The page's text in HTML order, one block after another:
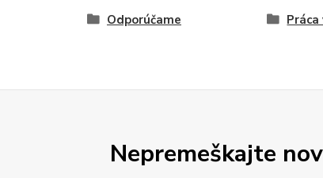
Odporúčame Práca
Nepremeškajte